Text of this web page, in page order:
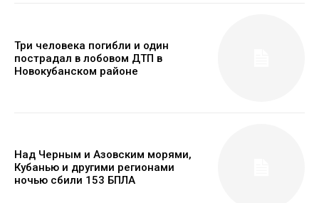
Три человека погибли и один
пострадал в лобовом ДТП в
Новокубанском районе
Над Черным и Азовским морями,
Кубанью и другими регионами
ночью сбили 153 БПЛА